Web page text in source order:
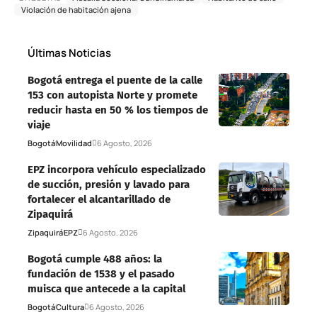
Violación de habitación ajena
Últimas Noticias
Bogotá entrega el puente de la calle
153 con autopista Norte y promete
reducir hasta en 50 % los tiempos de
viaje
BogotáMovilidad 6 Agosto, 2026
EPZ incorpora vehículo especializado
de succión, presión y lavado para
fortalecer el alcantarillado de
Zipaquirá
ZipaquiráEPZ 6 Agosto, 2026
Bogotá cumple 488 años: la
fundación de 1538 y el pasado
muisca que antecede a la capital
BogotáCultura 6 Agosto, 2026